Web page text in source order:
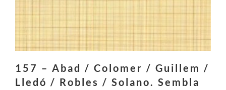
157 – Abad / Colomer / Guillem /
Lledó / Robles / Solano. Sembla